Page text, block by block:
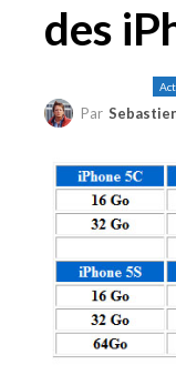
des
Par